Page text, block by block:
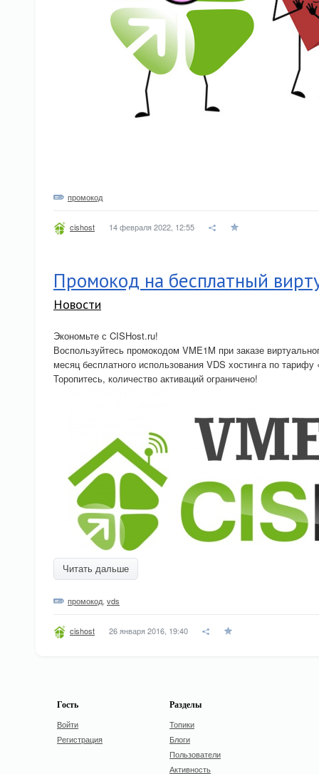
промокод
cishost 14 февраля 2022, 12:55
Промокод на бесплатный
Новости
Экономьте с CISHost.ru!
Воспользуйтесь промокодом VME1M при заказе
месяц бесплатного использования VDS хостинга по
Торопитесь, количество активаций ограничено!
Читать дальше
промокод vds
cishost 26 января 2016, 19:40
Гость
Войти
Регистрация
Разделы
Топики
Блоги
Пользователи
Активность